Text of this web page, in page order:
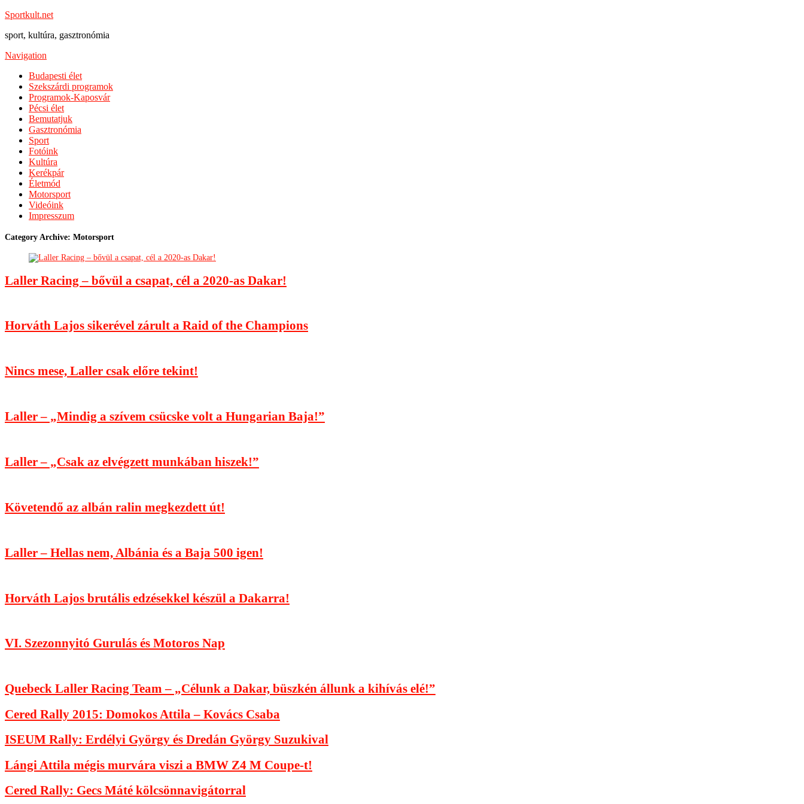
Sportkult.net
sport, kultúra, gasztronómia
Navigation
Budapesti élet
Szekszárdi programok
Programok-Kaposvár
Pécsi élet
Bemutatjuk
Gasztronómia
Sport
Fotóink
Kultúra
Kerékpár
Életmód
Motorsport
Videóink
Impresszum
Category Archive: Motorsport
Laller Racing – bővül a csapat, cél a 2020-as Dakar!
Horváth Lajos sikerével zárult a Raid of the Champions
Nincs mese, Laller csak előre tekint!
Laller – „Mindig a szívem csücske volt a Hungarian Baja!”
Laller – „Csak az elvégzett munkában hiszek!”
Követendő az albán ralin megkezdett út!
Laller – Hellas nem, Albánia és a Baja 500 igen!
Horváth Lajos brutális edzésekkel készül a Dakarra!
VI. Szezonnyitó Gurulás és Motoros Nap
Quebeck Laller Racing Team – „Célunk a Dakar, büszkén állunk a kihívás elé!”
Cered Rally 2015: Domokos Attila – Kovács Csaba
ISEUM Rally: Erdélyi György és Dredán György Suzukival
Lángi Attila mégis murvára viszi a BMW Z4 M Coupe-t!
Cered Rally: Gecs Máté kölcsönnavigátorral